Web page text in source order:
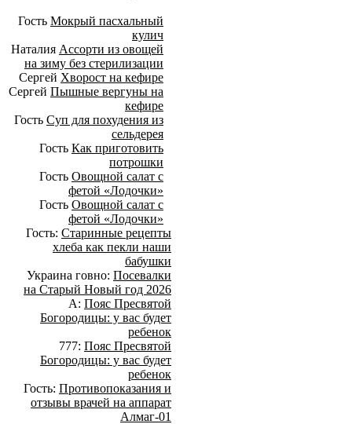
Гость Мокрый пасхальный
кулич
Наталия Ассорти из овощей
на зиму без стерилизации
Сергей Хворост на кефире
Сергей Пышные вергуны на
кефире
Гость Суп для похудения из
сельдерея
Гость Как приготовить
потрошки
Гость Овощной салат с
фетой «Лодочки»
Гость Овощной салат с
фетой «Лодочки»
Гость: Старинные рецепты
хлеба как пекли наши
бабушки
Украина говно: Посевалки
на Старый Новый год 2026
А: Пояс Пресвятой
Богородицы: у вас будет
ребенок
777: Пояс Пресвятой
Богородицы: у вас будет
ребенок
Гость: Противопоказания и
отзывы врачей на аппарат
Алмаг-01